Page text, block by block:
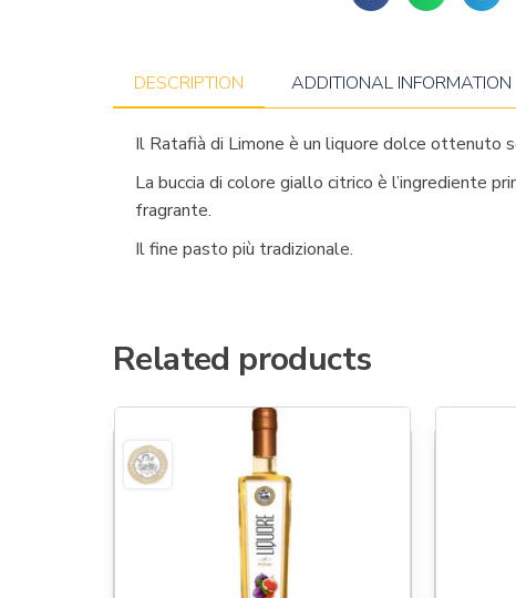
DESCRIPTION ADDITIONAL INFORMATION
Il Ratafià di Limone è un liquore dolce ottenuto
La buccia di colore giallo citrico è l’ingrediente
fragrante.
Il fine pasto più tradizionale.
Related products